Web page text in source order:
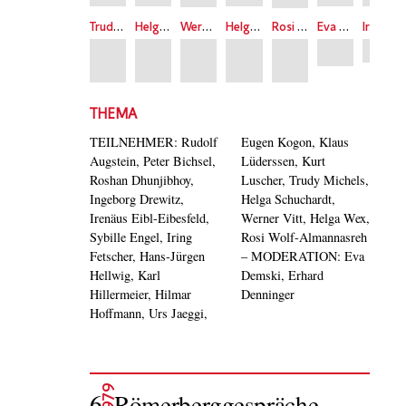
Trudy Michels Helga Schuchardt Werner Vitt Helga Wex Rosi Wolf-Almannasreh Eva Demski
THEMA
TEILNEHMER: Rudolf
Augstein, Peter Bichsel,
Roshan Dhunjibhoy,
Ingeborg Drewitz,
Irenäus Eibl-Eibesfeld,
Sybille Engel, Iring
Fetscher, Hans-Jürgen
Hellwig, Karl
Hillermeier, Hilmar
Hoffmann, Urs Jaeggi,
Eugen Kogon, Klaus
Lüderssen, Kurt
Luscher, Trudy Michels,
Helga Schuchardt,
Werner Vitt, Helga Wex,
Rosi Wolf-Almannasreh
– MODERATION: Eva
Demski, Erhard
Denninger
1979